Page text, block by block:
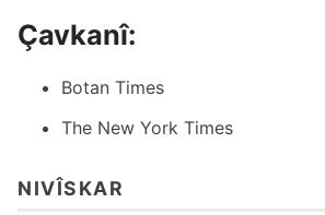
Çavkanî:
Botan Times
The New York Times
NIVÎSKAR